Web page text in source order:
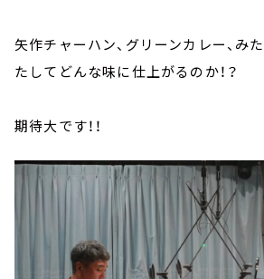
矢作チャーハン、グリーンカレー、み
たしてどんな味に仕上がるのか！？
期待大です！！